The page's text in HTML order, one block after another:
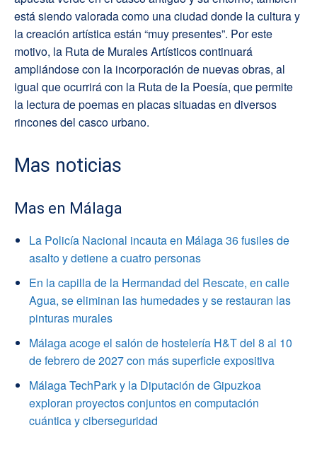
está siendo valorada como una ciudad donde la cultura y
la creación artística están “muy presentes”. Por este
motivo, la Ruta de Murales Artísticos continuará
ampliándose con la incorporación de nuevas obras, al
igual que ocurrirá con la Ruta de la Poesía, que permite
la lectura de poemas en placas situadas en diversos
rincones del casco urbano.
Mas noticias
Mas en Málaga
La Policía Nacional incauta en Málaga 36 fusiles de
asalto y detiene a cuatro personas
En la capilla de la Hermandad del Rescate, en calle
Agua, se eliminan las humedades y se restauran las
pinturas murales
Málaga acoge el salón de hostelería H&T del 8 al 10
de febrero de 2027 con más superficie expositiva
Málaga TechPark y la Diputación de Gipuzkoa
exploran proyectos conjuntos en computación
cuántica y ciberseguridad